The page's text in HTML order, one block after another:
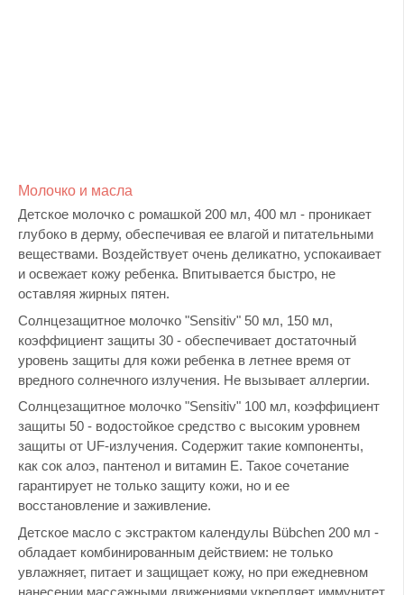
Молочко и масла
Детское молочко с ромашкой 200 мл, 400 мл - проникает
глубоко в дерму, обеспечивая ее влагой и питательными
веществами. Воздействует очень деликатно, успокаивает
и освежает кожу ребенка. Впитывается быстро, не
оставляя жирных пятен.
Солнцезащитное молочко "Sensitiv" 50 мл, 150 мл,
коэффициент защиты 30 - обеспечивает достаточный
уровень защиты для кожи ребенка в летнее время от
вредного солнечного излучения. Не вызывает аллергии.
Солнцезащитное молочко "Sensitiv" 100 мл, коэффициент
защиты 50 - водостойкое средство с высоким уровнем
защиты от UF-излучения. Содержит такие компоненты,
как сок алоэ, пантенол и витамин Е. Такое сочетание
гарантирует не только защиту кожи, но и ее
восстановление и заживление.
Детское масло с экстрактом календулы Bübchen 200 мл -
обладает комбинированным действием: не только
увлажняет, питает и защищает кожу, но при ежедневном
нанесении массажными движениями укрепляет иммунитет